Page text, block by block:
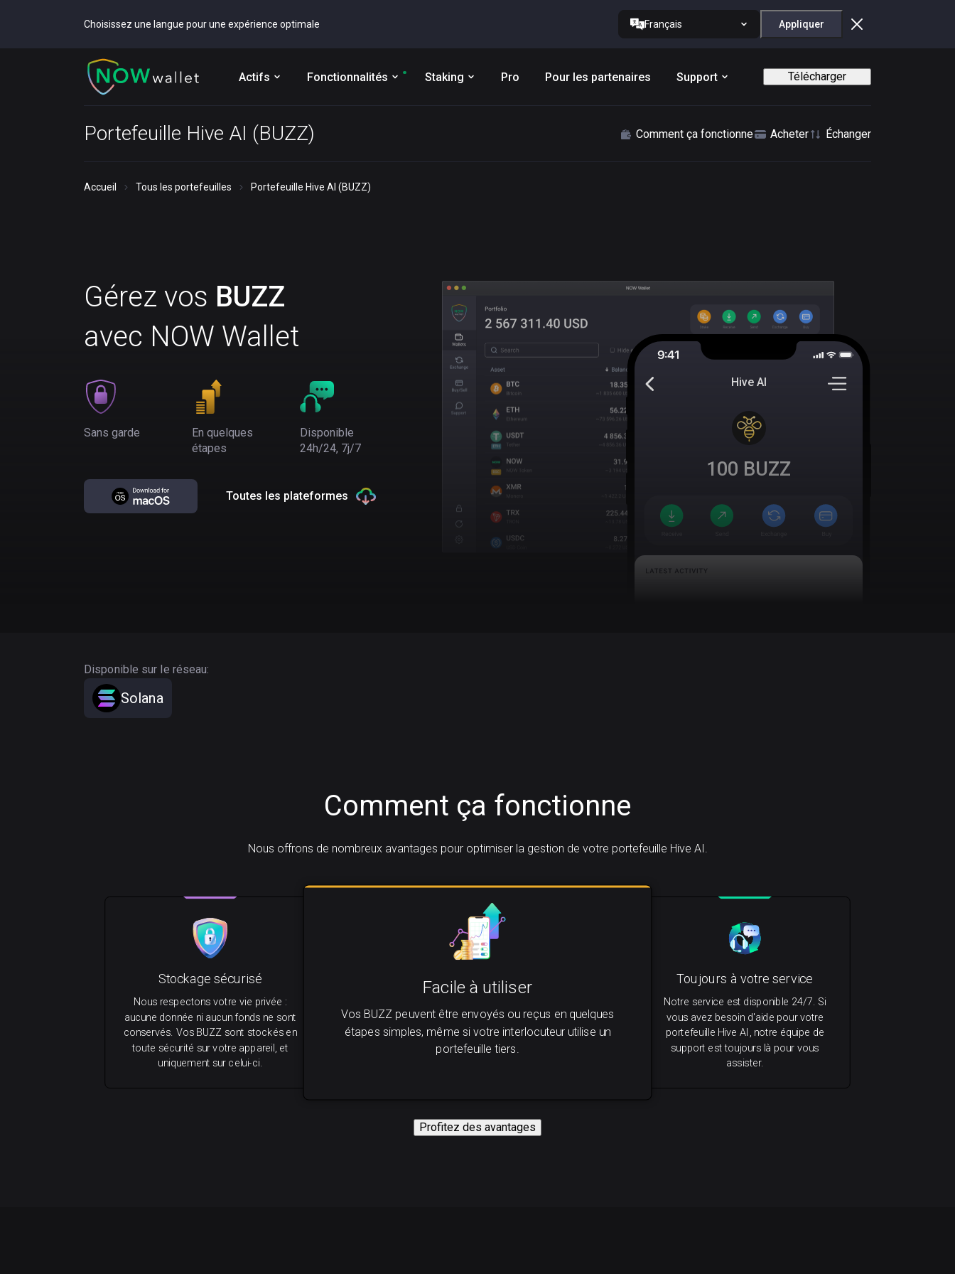
Choisissez une langue pour une expérience optimale Français Appliquer
Actifs Fonctionnalités Staking Pro Pour les partenaires Support Télécharger
Portefeuille Hive AI (BUZZ) Comment ça fonctionne Acheter Échanger
Accueil Tous les portefeuilles Portefeuille Hive AI (BUZZ)
Gérez vos BUZZ
avec NOW Wallet
Sans garde
En quelques
étapes
Disponible
24h/24, 7j/7
Toutes les plateformes
Hive AI
100 BUZZ
Disponible sur le réseau:
Solana
Comment ça fonctionne
Nous offrons de nombreux avantages pour optimiser la gestion de votre portefeuille Hive AI.
Facile à utiliser
Vos BUZZ peuvent être envoyés ou reçus en quelques
étapes simples, même si votre interlocuteur utilise un
portefeuille tiers.
Toujours à votre service
Notre service est disponible 24/7. Si
vous avez besoin d'aide pour votre
portefeuille Hive AI, notre équipe de
support est toujours là pour vous
assister.
Stockage sécurisé
Nous respectons votre vie privée :
aucune donnée ni aucun fonds ne sont
conservés. Vos BUZZ sont stockés en
toute sécurité sur votre appareil, et
uniquement sur celui-ci.
Profitez des avantages